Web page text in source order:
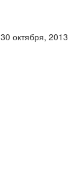
30 октября, 2013